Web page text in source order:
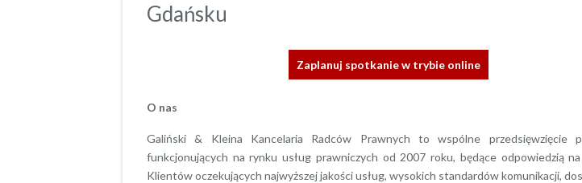
Gdańsku
Zaplanuj spotkanie w trybie online
O nas
Galiński & Kleina Kancelaria Radców Prawnych to wspólne przedsięwzięcie
funkcjonujących na rynku usług prawniczych od 2007 roku, będące odpowiedzią
Klientów oczekujących najwyższej jakości usług, wysokich standardów komunikacji,